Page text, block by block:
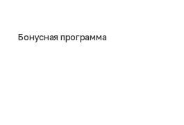
Бонусная программа